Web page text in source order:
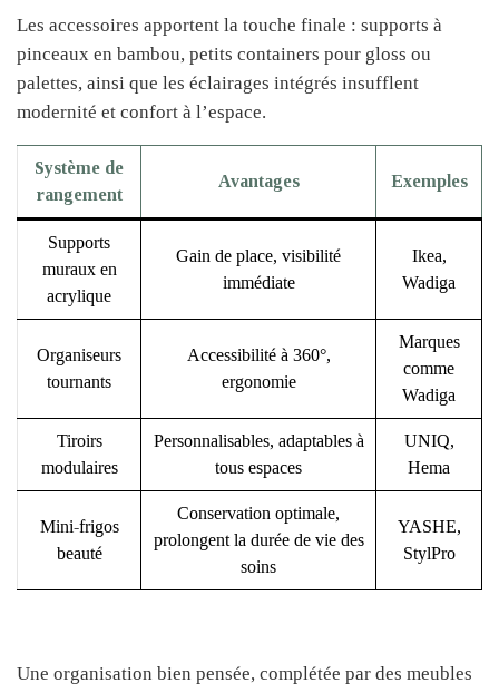
Les accessoires apportent la touche finale : supports à
pinceaux en bambou, petits containers pour gloss ou
palettes, ainsi que les éclairages intégrés insufflent
modernité et confort à l’espace.
Système de
rangement
Avantages Exemples
Supports
muraux en
acrylique
Gain de place, visibilité
immédiate
Ikea,
Wadiga
Organiseurs
tournants
Accessibilité à 360°,
ergonomie
Marques
comme
Wadiga
Tiroirs
modulaires
Personnalisables, adaptables à
tous espaces
UNIQ,
Hema
Mini-frigos
beauté
Conservation optimale,
prolongent la durée de vie des
soins
YASHE,
StylPro
Une organisation bien pensée, complétée par des meubles